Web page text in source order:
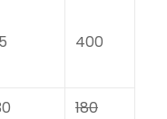
400
180